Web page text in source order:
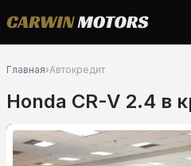
Главная›Автокредит
Honda CR-V 2.4 в